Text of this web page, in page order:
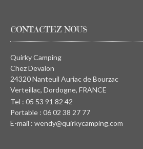
CONTACTEZ NOUS
Quirky Camping
Chez Devalon
24320 Nanteuil Auriac de Bourzac
Verteillac, Dordogne, FRANCE
Tel : 05 53 91 82 42
Portable : 06 02 38 27 77
E-mail : wendy@quirkycamping.com